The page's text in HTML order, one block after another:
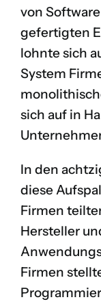
von
gefertigten
lohnte sich
System
sich auf in
In den
diese
Firmen
Hersteller
Firmen